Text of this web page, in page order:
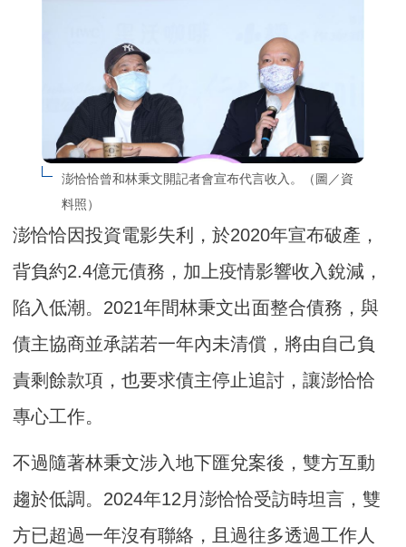
澎恰恰曾和林秉文開記者會宣布代言收入。（圖／資
料照）
澎恰恰因投資電影失利，於2020年宣布破產，
背負約2.4億元債務，加上疫情影響收入銳減，
陷入低潮。2021年間林秉文出面整合債務，與
債主協商並承諾若一年內未清償，將由自己負
責剩餘款項，也要求債主停止追討，讓澎恰恰
專心工作。
不過隨著林秉文涉入地下匯兌案後，雙方互動
趨於低調。2024年12月澎恰恰受訪時坦言，雙
方已超過一年沒有聯絡，且過往多透過工作人